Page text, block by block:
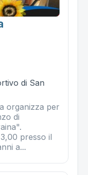
di San
organizza per
di
presso il
a...